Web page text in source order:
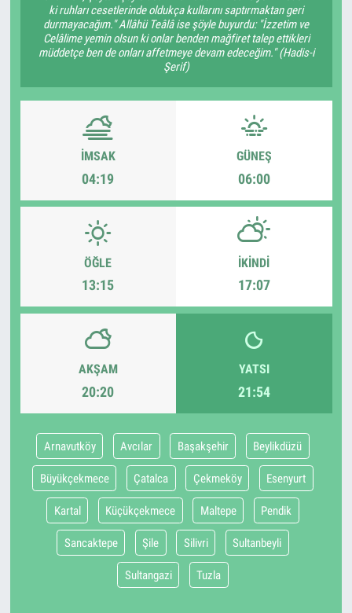
ki ruhları cesetlerinde oldukça kullarını saptırmaktan geri
durmayacağım." Allâhü Teâlâ ise şöyle buyurdu: "İzzetim ve
Celâlime yemin olsun ki onlar benden mağfiret talep ettikleri
müddetçe ben de onları affetmeye devam edeceğim." (Hadis-i
Şerif)
İMSAK
04:19
GÜNEŞ
06:00
ÖĞLE
13:15
İKINDI
17:07
AKŞAM
20:20
YATSI
21:54
Arnavutköy Avcılar Başakşehir Beylikdüzü
Büyükçekmece Çatalca Çekmeköy Esenyurt
Kartal Küçükçekmece Maltepe Pendik
Sancaktepe Şile Silivri Sultanbeyli
Sultangazi Tuzla